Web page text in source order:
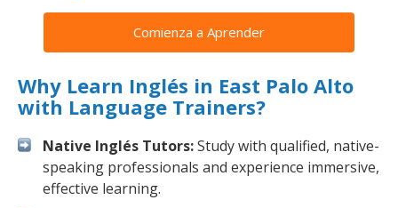
Comienza a Aprender
Why Learn Inglés in East Palo Alto
with Language Trainers?
Native Inglés Tutors:Study with qualified, native-
speaking professionals and experience immersive,
effective learning.